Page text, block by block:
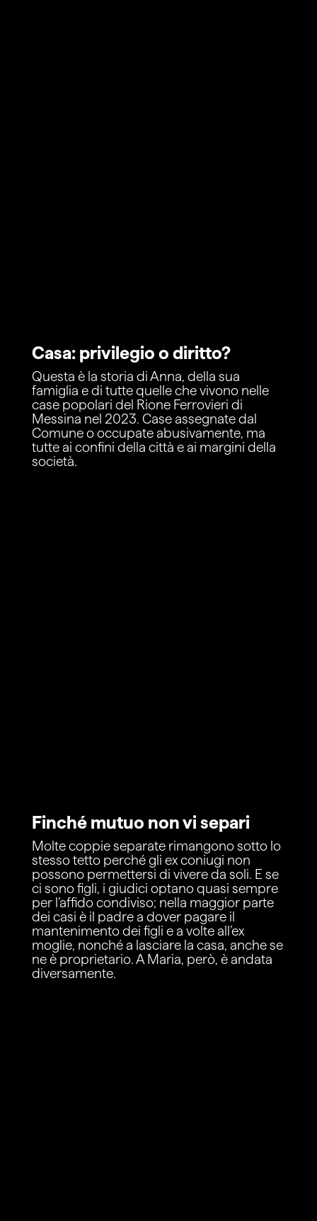
Casa: privilegio o diritto?
Questa è la storia di Anna, della sua
famiglia e di tutte quelle che vivono nelle
case popolari del Rione Ferrovieri di
Messina nel 2023. Case assegnate dal
Comune o occupate abusivamente, ma
tutte ai confini della città e ai margini della
società.
Finché mutuo non vi separi
Molte coppie separate rimangono sotto lo
stesso tetto perché gli ex coniugi non
possono permettersi di vivere da soli. E se
ci sono figli, i giudici optano quasi sempre
per l’affido condiviso; nella maggior parte
dei casi è il padre a dover pagare il
mantenimento dei figli e a volte all’ex
moglie, nonché a lasciare la casa, anche se
ne è proprietario. A Maria, però, è andata
diversamente.